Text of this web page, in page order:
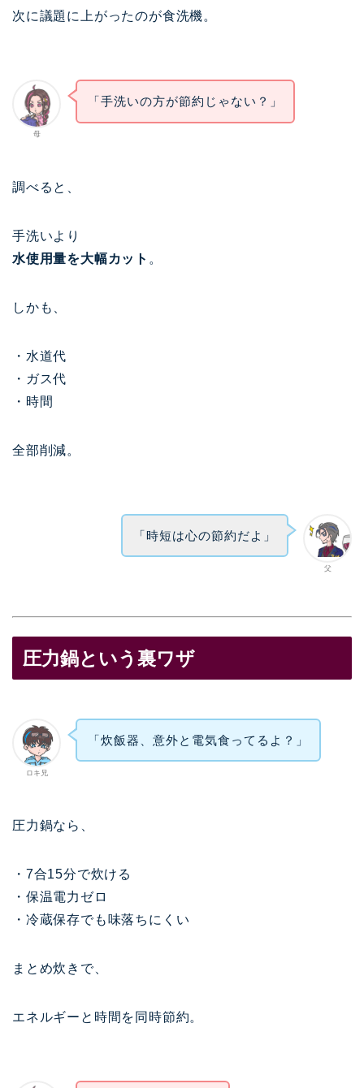
次に議題に上がったのが食洗機。
母
「手洗いの方が節約じゃない？」
調べると、
手洗いより
水使用量を大幅カット 。
しかも、
・水道代
・ガス代
・時間
全部削減。
父
「時短は心の節約だよ」
圧力鍋という裏ワザ
ロキ兄
「炊飯器、意外と電気食ってるよ？」
圧力鍋なら、
・7合15分で炊ける
・保温電力ゼロ
・冷蔵保存でも味落ちにくい
まとめ炊きで、
エネルギーと時間を同時節約。